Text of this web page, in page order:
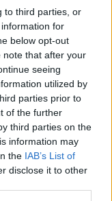
to third parties, or
for
below opt-out
note that after your
seeing
utilized by
parties prior to
of the further
third parties on the
information may
the IAB’s List of
disclose it to other
mund të
xhevahir të